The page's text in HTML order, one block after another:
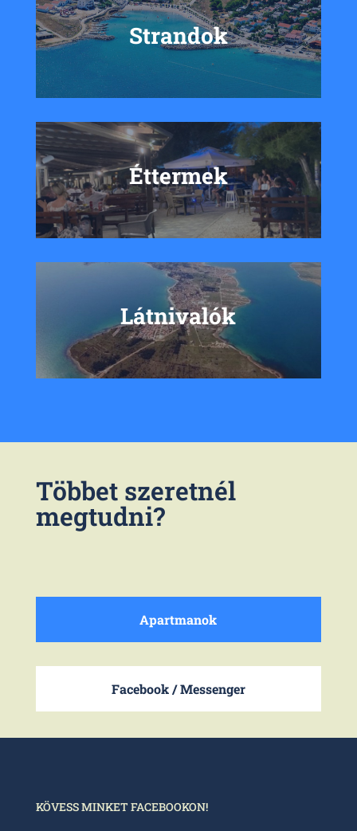
Strandok
Éttermek
Látnivalók
Többet szeretnél
megtudni?
Apartmanok
Facebook / Messenger
KÖVESS MINKET FACEBOOKON!